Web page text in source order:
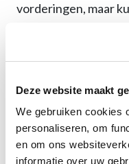
Deze website maakt
We gebruiken cookies
personaliseren, om
en om ons
informatie over uw
vorderingen, maar
De positie van
complex. Zij moeten
met de aanhouding